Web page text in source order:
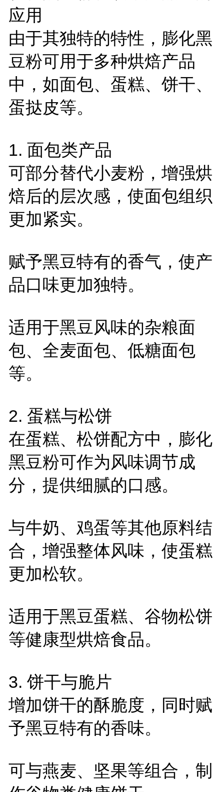
应用
由于其独特的特性，膨化黑
豆粉可用于多种烘焙产品
中，如面包、蛋糕、饼干、
蛋挞皮等。
1. 面包类产品
可部分替代小麦粉，增强烘
焙后的层次感，使面包组织
更加紧实。
赋予黑豆特有的香气，使产
品口味更加独特。
适用于黑豆风味的杂粮面
包、全麦面包、低糖面包
等。
2. 蛋糕与松饼
在蛋糕、松饼配方中，膨化
黑豆粉可作为风味调节成
分，提供细腻的口感。
与牛奶、鸡蛋等其他原料结
合，增强整体风味，使蛋糕
更加松软。
适用于黑豆蛋糕、谷物松饼
等健康型烘焙食品。
3. 饼干与脆片
增加饼干的酥脆度，同时赋
予黑豆特有的香味。
可与燕麦、坚果等组合，制